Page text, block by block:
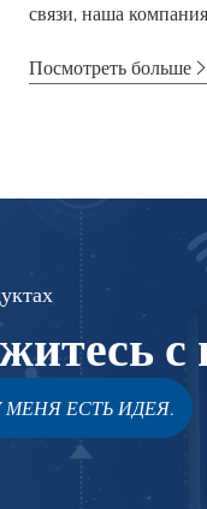
связи, наша
Посмотреть больше
МЕНЯ ЕСТЬ ИДЕЯ.